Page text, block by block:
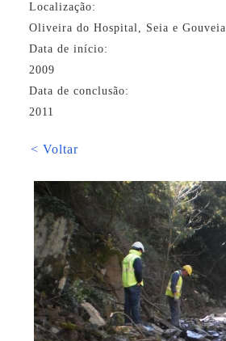
Localização:
Oliveira do Hospital, Seia e Gouveia
Data de início:
2009
Data de conclusão:
2011
< Voltar